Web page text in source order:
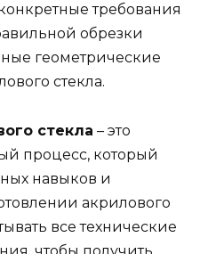
требования
обрезки
геометрические
стекла.
стекла – это
процесс, который
навыков и
акрилового
все технические
чтобы получить